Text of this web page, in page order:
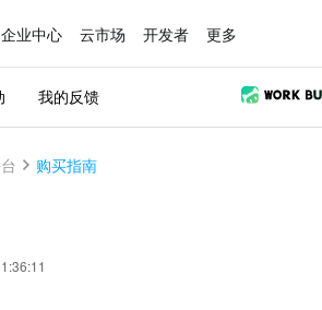
企业中心 云市场 开发者 更多
我的反馈
购买指南